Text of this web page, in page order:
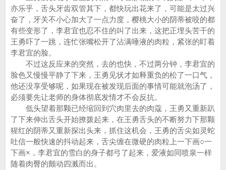
亦乐乎，舌头牙齿双管其下，都快玩出花来了，可能是太过兴
奋了，牙关不小心加大了一点力度，樱桃大小的阴蒂被咬的都
有些变形了，李君宜也忍不住的叫了出来，这把正埋头苦干的
王勇吓了一跳，连忙张嘴松开了沾满唾液的肉粒，紧张的盯着
李君宜的脸。
不过这反应来的突然，去的也快，不过两分钟，李君宜的
脸色又慢慢平静了下来，王勇见状才如释重负的松了一口气，
他还没享受够呢，如果现在被发现后面的事情可能就泡汤了，
必须要先让老师的身体彻底发情才不会反抗。
低头望着那颗已经缩回到穴肉里去的肉蔻，王勇又重新趴
了下来伸出舌头开始撩拨起来，在王勇舌头的不断努力下那颗
猩红的阴蒂又重新探出头来，抓住这机会，王勇的舌尖如灵蛇
吐信一般快速的抖动起来，舌尖缠在微硬的肉粒上一下画○一
下画×，李君宜的雪白的身子都弓了起来，爱液如同喷泉一样
随着肉臀的颤动四溅而出。